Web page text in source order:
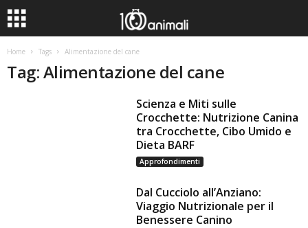
Home Tags Alimentazione del cane
Tag: Alimentazione del cane
Scienza e Miti sulle
Crocchette: Nutrizione Canina
tra Crocchette, Cibo Umido e
Dieta BARF
Approfondimenti
Dal Cucciolo all’Anziano:
Viaggio Nutrizionale per il
Benessere Canino